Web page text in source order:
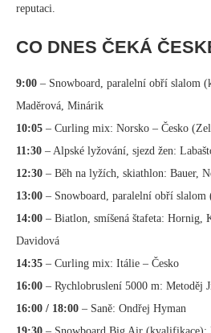
reputaci.
CO DNES ČEKÁ
9:00 – Snowboard, paralelní obří slalom
Maděrová, Minárik
10:05 – Curling mix: Norsko – Česko
11:30 – Alpské lyžování, sjezd žen:
12:30 – Běh na lyžích, skiathlon: Bauer,
13:00 – Snowboard, paralelní obří slalom
14:00 – Biatlon, smíšená štafeta: Hornig,
Davidová
14:35 – Curling mix: Itálie – Česko
16:00 – Rychlobruslení 5000 m: Metoděj
16:00 / 18:00 – Saně: Ondřej Hyman